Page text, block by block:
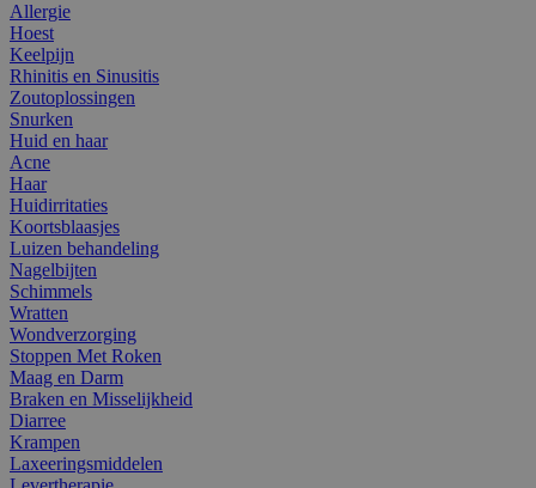
Allergie
Hoest
Keelpijn
Rhinitis en Sinusitis
Zoutoplossingen
Snurken
Huid en haar
Acne
Haar
Huidirritaties
Koortsblaasjes
Luizen behandeling
Nagelbijten
Schimmels
Wratten
Wondverzorging
Stoppen Met Roken
Maag en Darm
Braken en Misselijkheid
Diarree
Krampen
Laxeeringsmiddelen